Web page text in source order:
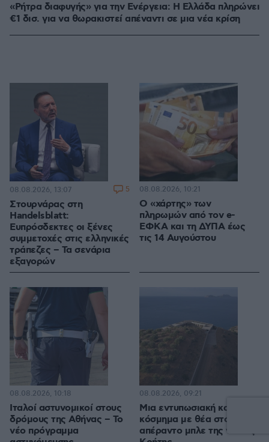
«Ρήτρα διαφυγής» για την Ενέργεια: Η Ελλάδα πληρώνει
€1 δισ. για να θωρακιστεί απέναντι σε μια νέα κρίση
Στουρνάρας στη
Handelsblatt:
Ευπρόσδεκτες οι ξένες
συμμετοχές στις ελληνικές
τράπεζες – Τα σενάρια
εξαγορών
08.08.2026, 13:07 5
Ο «χάρτης» των
πληρωμών από τον e-
ΕΦΚΑ και τη ΔΥΠΑ έως
τις 14 Αυγούστου
08.08.2026, 10:21
Ιταλοί αστυνομικοί στους
δρόμους της Αθήνας – Το
νέο πρόγραμμα
08.08.2026, 10:18
Μια εντυπωσιακή κατοικία-
κόσμημα με θέα στο
απέραντο μπλε της νότιας
08.08.2026, 09:21